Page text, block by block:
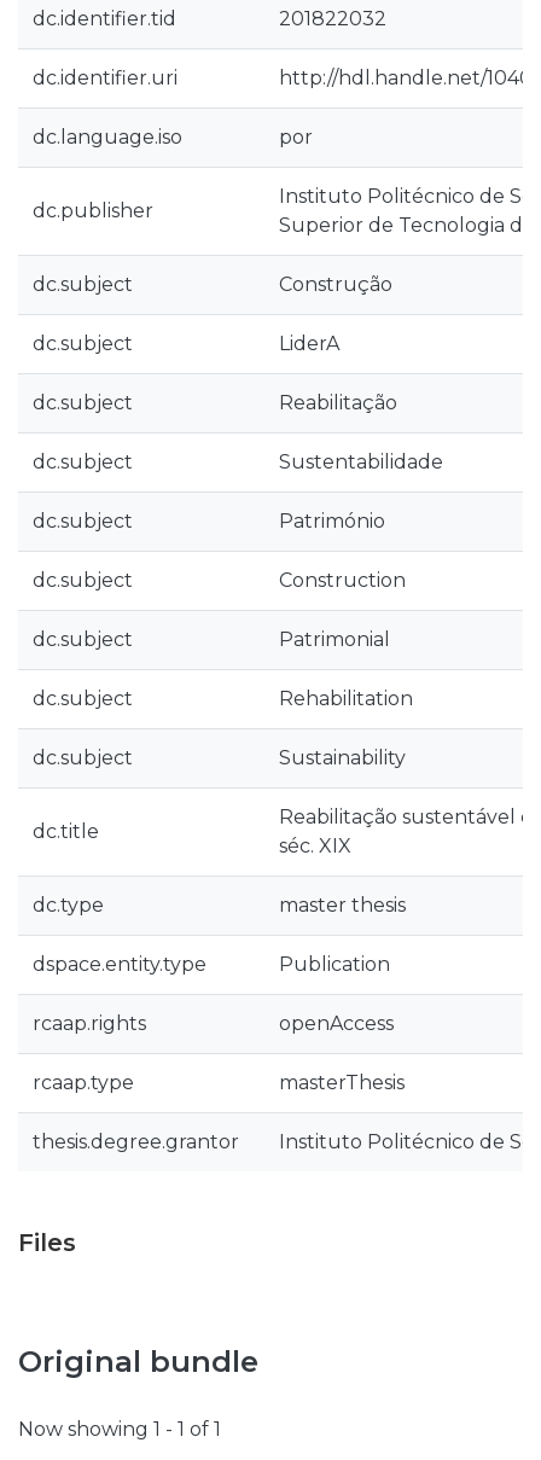
dc.identifier.tid 201822032
dc.identifier.uri http://hdl.handle.net/
dc.language.iso por
dc.publisher
Instituto Politécnico de
Superior de Tecnologia do
dc.subject Construção
dc.subject LiderA
dc.subject Reabilitação
dc.subject Sustentabilidade
dc.subject Património
dc.subject Construction
dc.subject Patrimonial
dc.subject Rehabilitation
dc.subject Sustainability
dc.title
Reabilitação sustentável
séc. XIX
dc.type master thesis
dspace.entity.type Publication
rcaap.rights openAccess
rcaap.type masterThesis
thesis.degree.grantor Instituto Politécnico de
Files
Original bundle
Now showing 1 - 1 of 1